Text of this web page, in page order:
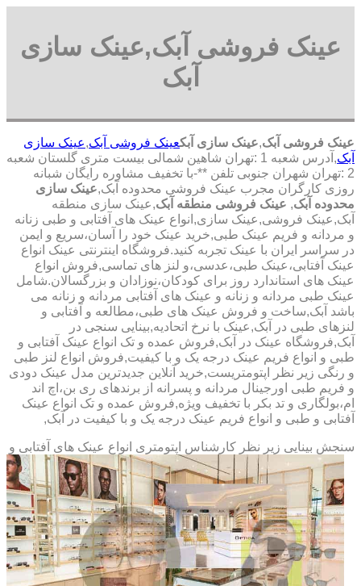
عینک فروشی آبک,عینک سازی
آبک
عینک فروشی آبک,عینک سازی آبکعینک فروشی آبک,عینک سازی
آبک
,آدرس شعبه 1 :تهران شاهین شمالی بیست متری گلستان شعبه
2 :تهران شهران جنوبی تلفن **-با تخفیف مشاوره رایگان شبانه
روزی کارگران مجرب عینک فروشی محدوده آبک,عینک سازی
محدوده آبک, عینک فروشی منطقه آبک,عینک سازی منطقه
آبک,عینک فروشی,عینک سازی,انواع عینک های آفتابی و طبی زنانه
و مردانه و فریم عینک طبی,خرید عینک خود را آسان،سریع و ایمن
در سراسر ایران با عینک تجربه کنید.فروشگاه اینترنتی عینک انواع
عینک آفتابی،عینک طبی،عدسی،و لنز های تماسی,فروش انواع
عینک های استاندارد روز برای کودکان،نوزادان و بزرگسالان.شامل
عینک طبی مردانه و زنانه و عینک های آفتابی مردانه و زنانه می
باشد آبک,ساخت و فروش عینک های طبی،مطالعه و آفتابی و
لنزهای طبی در آبک,عینک با نرخ اتحادیه,بینایی سنجی در
آبک,فروشگاه عینک در آبک,فروش عمده و تک انواع عینک آفتابی و
طبی و انواع فریم عینک درجه یک و با کیفیت,فروش انواع لنز طبی
و رنگی زیر نظر اپتومتریست,خرید آنلاین جدیدترین مدل عینک دودی
و فریم طبی اورجینال مردانه و پسرانه از برندهای ری بن،اچ اند
ام،بولگاری و تد بکر با تخفیف ویژه,فروش عمده و تک انواع عینک
آفتابی و طبی و انواع فریم عینک درجه یک و با کیفیت در آبک,
سنجش بینایی زیر نظر کارشناس اپتومتری انواع عینک های آفتابی و